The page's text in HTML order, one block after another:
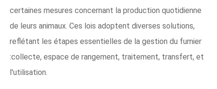
certaines mesures concernant la production quotidienne
de leurs animaux. Ces lois adoptent diverses solutions,
reflétant les étapes essentielles de la gestion du fumier
:collecte, espace de rangement, traitement, transfert, et
l'utilisation.